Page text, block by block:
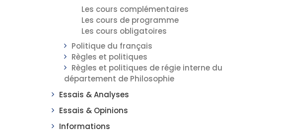
Les cours complémentaires
Les cours de programme
Les cours obligatoires
Politique du français
Règles et politiques
Règles et politiques de régie interne du
département de Philosophie
Essais & Analyses
Essais & Opinions
Informations